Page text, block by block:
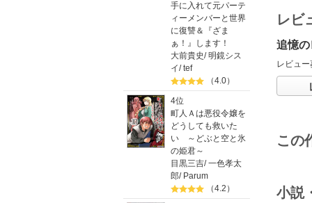
手に入れて元パーテ
ィーメンバーと世界
に復讐＆『ざま
ぁ！』します！
大前貴史/明鏡シス
イ/tef
（4.0）
4位
町人Ａは悪役令嬢を
どうしても救いた
い ～どぶと空と氷
の姫君～
目黒三吉/一色孝太
郎/ Parum
（4.2）
レビ
追憶
レビュ
この
小説